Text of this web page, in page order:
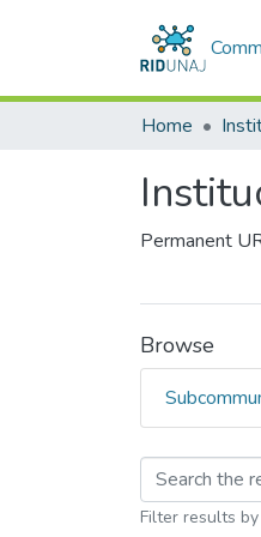
Home
Permanent
Browse
Filter results